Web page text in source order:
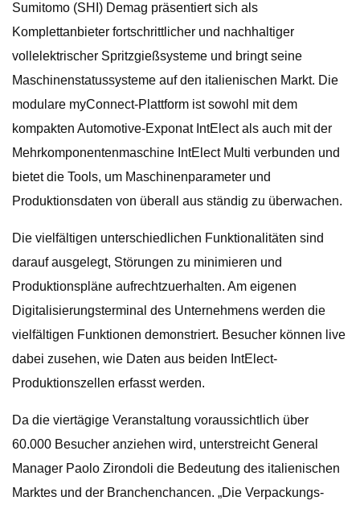
Sumitomo (SHI) Demag präsentiert sich als
Komplettanbieter fortschrittlicher und nachhaltiger
vollelektrischer Spritzgießsysteme und bringt seine
Maschinenstatussysteme auf den italienischen Markt. Die
modulare myConnect-Plattform ist sowohl mit dem
kompakten Automotive-Exponat IntElect als auch mit der
Mehrkomponentenmaschine IntElect Multi verbunden und
bietet die Tools, um Maschinenparameter und
Produktionsdaten von überall aus ständig zu überwachen.
Die vielfältigen unterschiedlichen Funktionalitäten sind
darauf ausgelegt, Störungen zu minimieren und
Produktionspläne aufrechtzuerhalten. Am eigenen
Digitalisierungsterminal des Unternehmens werden die
vielfältigen Funktionen demonstriert. Besucher können live
dabei zusehen, wie Daten aus beiden IntElect-
Produktionszellen erfasst werden.
Da die viertägige Veranstaltung voraussichtlich über
60.000 Besucher anziehen wird, unterstreicht General
Manager Paolo Zirondoli die Bedeutung des italienischen
Marktes und der Branchenchancen. „Die Verpackungs-